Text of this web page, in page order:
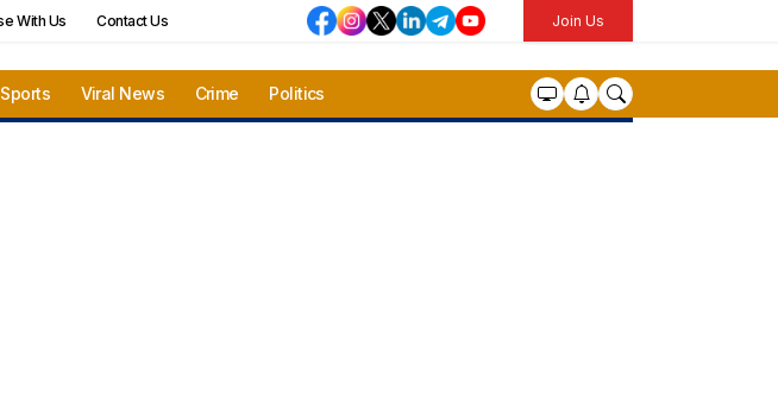
Join Us
With Us Contact Us
Sports Viral News Crime Politics